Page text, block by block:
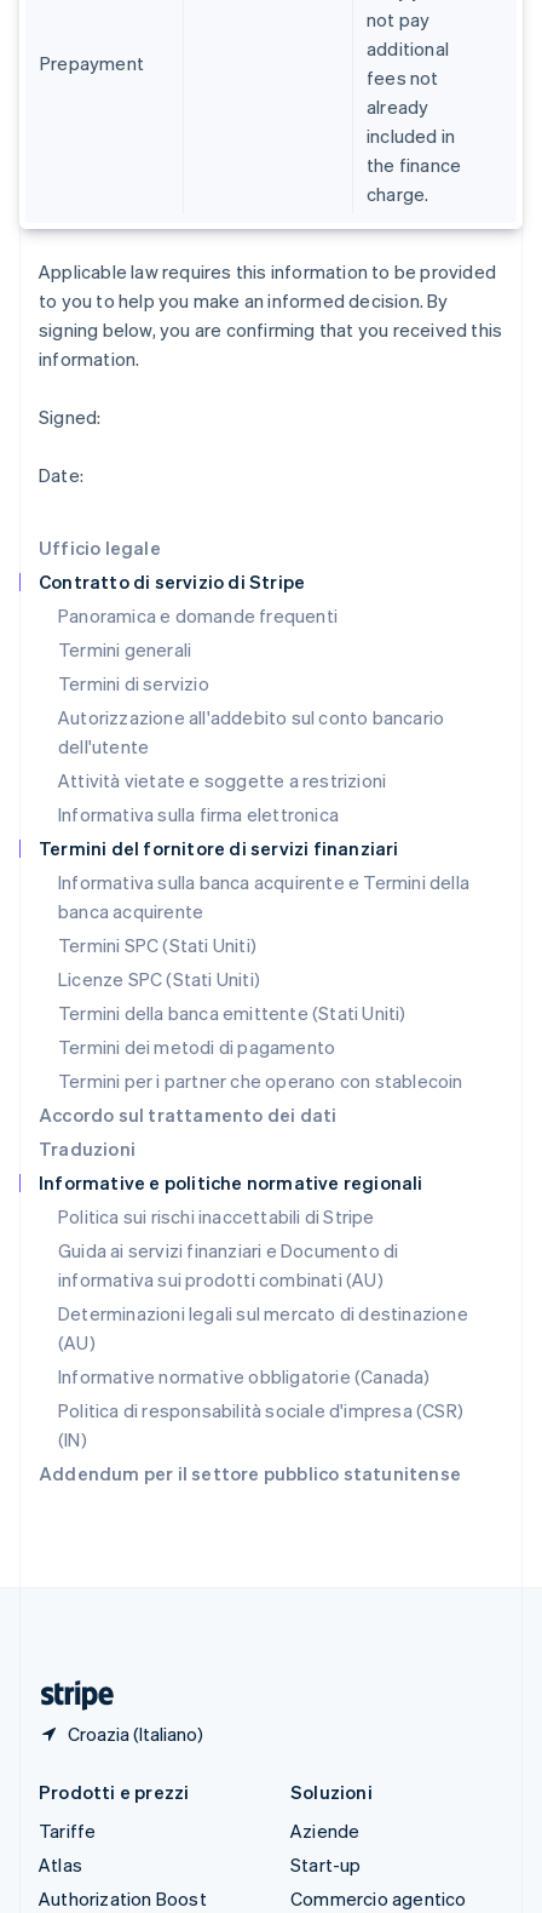
Ufficio legale
Contratto di servizio di Stripe
Panoramica e domande frequenti
Termini generali
Termini di servizio
Autorizzazione all'addebito sul conto bancario
dell'utente
Attività vietate e soggette a restrizioni
Informativa sulla firma elettronica
Termini del fornitore di servizi finanziari
Informativa sulla banca acquirente e Termini della
banca acquirente
Termini SPC (Stati Uniti)
Licenze SPC (Stati Uniti)
Termini della banca emittente (Stati Uniti)
Termini dei metodi di pagamento
Termini per i partner che operano con stablecoin
Accordo sul trattamento dei dati
Traduzioni
Informative e politiche normative regionali
Politica sui rischi inaccettabili di Stripe
Guida ai servizi finanziari e Documento di
informativa sui prodotti combinati (AU)
Determinazioni legali sul mercato di destinazione
(AU)
Informative normative obbligatorie (Canada)
Politica di responsabilità sociale d'impresa (CSR)
(IN)
Addendum per il settore pubblico statunitense
Prepayment
not pay
additional
fees not
already
included in
the finance
charge.
Applicable law requires this information to be provided
to you to help you make an informed decision. By
signing below, you are confirming that you received this
information.
Signed:
Date:
Croazia (Italiano)
English Svenska
Francia
Gibilterra
Grecia
English
India
Irlanda
Italia
Lettonia
Deutsch English
Lituania
English
Lussemburgo
FrançaisDeutschEnglish
Malaysia
English 简体中文
Malta
English
Messico
Español English
Norvegia
English
English
Paesi Bassi
NederlandsEnglish
English
Portogallo
RAS di Hong Kong, Cina
English 简体中文
Regno Unito
Repubblica Ceca
English
Romania
Singapore
English简体中文
Slovacchia
English
EnglishItaliano
Spagna
Español
EnglishEspañol 简体中文
Prodotti e prezzi
Tariffe
Atlas
Authorization Boost
Soluzioni
Aziende
Start-up
Commercio agentico